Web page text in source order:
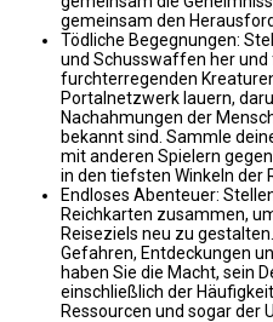
gemeinsam den
Tödliche Begegnungen:
und Schusswaffen her und
furchterregenden
Portalnetzwerk lauern,
Nachahmungen der
bekannt sind. Sammle
mit anderen Spielern
in den tiefsten Winkeln der
Endloses Abenteuer:
Reichkarten zusammen,
Reiseziels neu zu
Gefahren, Entdeckungen
haben Sie die Macht, sein
einschließlich der
Ressourcen und sogar der